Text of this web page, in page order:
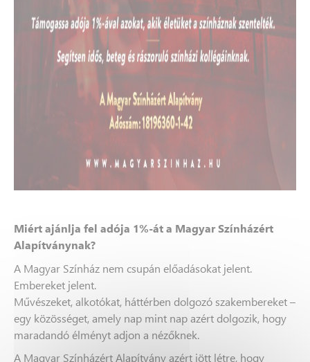
Miért ajánlja fel adója 1%-át a Magyar Színházért
Alapítványnak?
A Magyar Színház nem csupán előadásokat jelent.
Embereket jelent.
Művészeket, alkotókat, háttérben dolgozó szakembereket –
egy közösséget, amely nap mint nap azért dolgozik, hogy
maradandó élményt adjon a nézőknek.
A Magyar Színházért Alapítvány azért jött létre, hogy